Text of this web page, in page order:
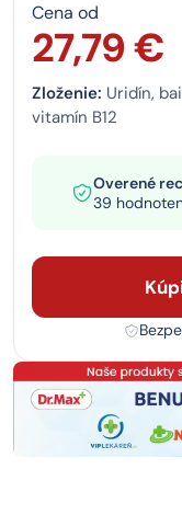
Cena od
27,79 €
Zloženie: Uridín,
vitamín B12
Overené
39